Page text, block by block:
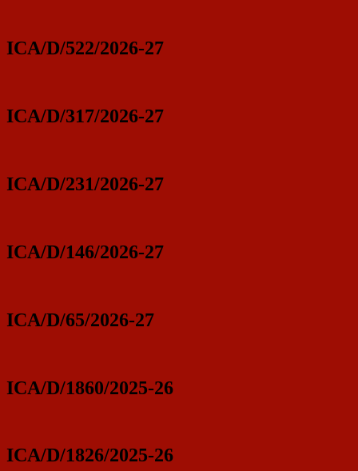
ICA/D/522/2026-27
ICA/D/317/2026-27
ICA/D/231/2026-27
ICA/D/146/2026-27
ICA/D/65/2026-27
ICA/D/1860/2025-26
ICA/D/1826/2025-26